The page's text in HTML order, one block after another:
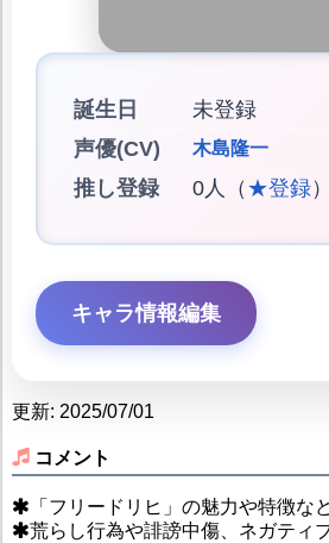
誕生日
未登録
声優(CV)
木島隆一
推し登録 0人（ ★登録）
キャラ情報編集
更新: 2025/07/01
コメント
「フリードリヒ」の魅力や特徴な
荒らし行為や誹謗中傷、ネガティ